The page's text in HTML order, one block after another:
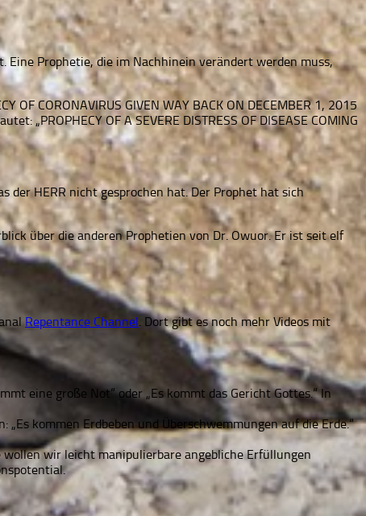
Eine Prophetie, die im Nachhinein verändert werden muss,
CORONAVIRUS GIVEN WAY BACK ON DECEMBER 1, 2015
„PROPHECY OF A SEVERE DISTRESS OF DISEASE COMING
HERR nicht gesprochen hat. Der Prophet hat sich
über die anderen Prophetien von Dr. Owuor. Er ist seit elf
Repentance Channel. Dort gibt es noch mehr Videos mit
eine große Not“ oder „Es kommt das Gericht Gottes.“ In
kommen Erdbeben und Überschwemmungen auf die Erde.“
wollen wir leicht manipulierbare angebliche Erfüllungen